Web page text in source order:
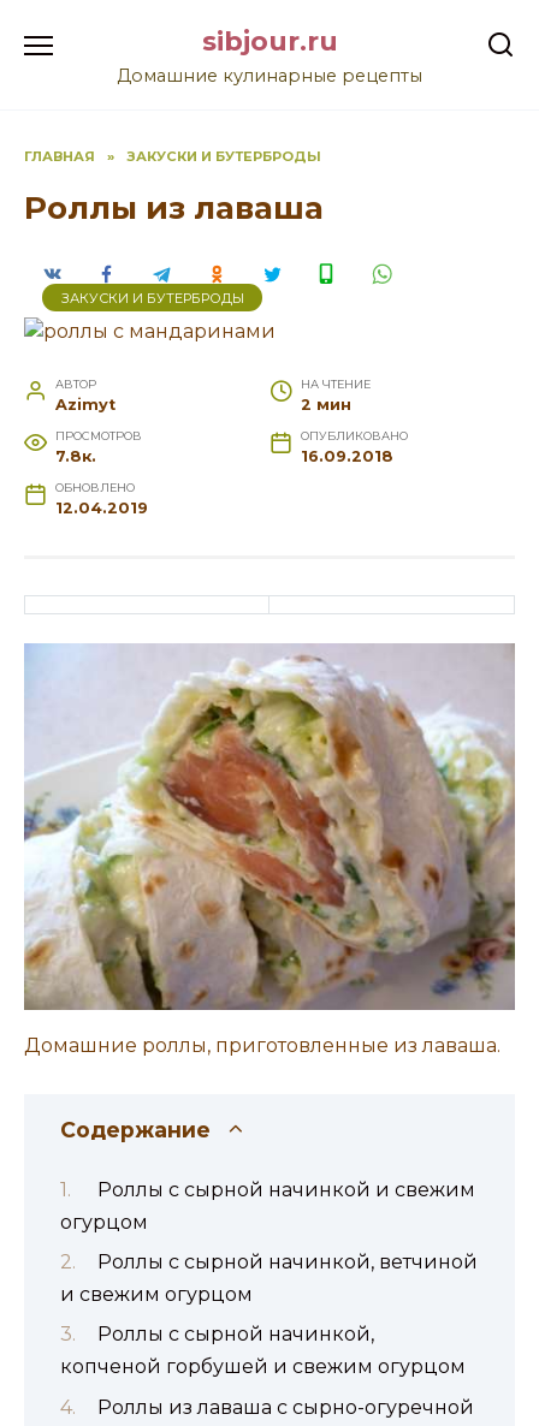
содержанию
sibjour.ru
Домашние кулинарные рецепты
ГЛАВНАЯ » ЗАКУСКИ И БУТЕРБРОДЫ
Роллы из лаваша
ЗАКУСКИ И БУТЕРБРОДЫ
АВТОР
Azimyt
НА ЧТЕНИЕ
2 мин
ПРОСМОТРОВ
7.8к.
ОПУБЛИКОВАНО
16.09.2018
ОБНОВЛЕНО
12.04.2019
Домашние роллы, приготовленные из лаваша.
Содержание
Роллы с сырной начинкой и свежим
огурцом
Роллы с сырной начинкой, ветчиной
и свежим огурцом
Роллы с сырной начинкой,
копченой горбушей и свежим огурцом
Роллы из лаваша с сырно-огуречной